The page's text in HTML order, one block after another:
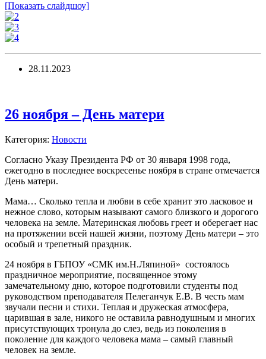
[Показать слайдшоу]
28.11.2023
26 ноября – День матери
Категория: Новости
Согласно Указу Президента РФ от 30 января 1998 года,
ежегодно в последнее воскресенье ноября в стране отмечается
День матери.
Мама… Сколько тепла и любви в себе хранит это ласковое и
нежное слово, которым называют самого близкого и дорогого
человека на земле. Материнская любовь греет и оберегает нас
на протяжении всей нашей жизни, поэтому День матери – это
особый и трепетный праздник.
24 ноября в ГБПОУ «СМК им.Н.Ляпиной» состоялось
праздничное мероприятие, посвященное этому
замечательному дню, которое подготовили студенты под
руководством преподавателя Пелеганчук Е.В. В честь мам
звучали песни и стихи. Теплая и дружеская атмосфера,
царившая в зале, никого не оставила равнодушным и многих
присутствующих тронула до слез, ведь из поколения в
поколение для каждого человека мама – самый главный
человек на земле.